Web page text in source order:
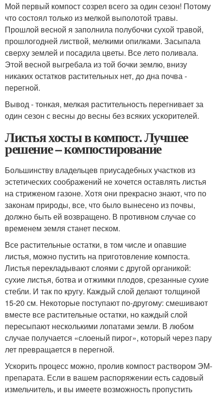
Мой первый компост созрел всего за один сезон! Потому
что состоял только из мелкой выполотой травы.
Прошлой весной я заполнила полубочки сухой травой,
прошлогодней листвой, мелкими опилками. Засыпала
сверху землей и посадила цветы. Все лето поливала.
Этой весной выгребала из той бочки землю, внизу
никаких остатков растительных нет, до дна почва -
перегной.
Вывод - тонкая, мелкая растительность перегнивает за
один сезон с весны до весны без всяких ускорителей.
Листья хосты в компост. Лучшее
решение – компостирование
Большинству владельцев приусадебных участков из
эстетических соображений не хочется оставлять листья
на стриженом газоне. Хотя они прекрасно знают, что по
законам природы, все, что было вынесено из почвы,
должно быть ей возвращено. В противном случае со
временем земля станет песком.
Все растительные остатки, в том числе и опавшие
листья, можно пустить на приготовление компоста.
Листья перекладывают слоями с другой органикой:
сухие листья, ботва и отжимки плодов, срезанные сухие
стебли. И так по кругу. Каждый слой делают толщиной
15-20 см. Некоторые поступают по-другому: смешивают
вместе все растительные остатки, но каждый слой
пересыпают несколькими лопатами земли. В любом
случае получается «слоеный пирог», который через пару
лет превращается в перегной.
Ускорить процесс можно, пролив компост раствором ЭМ-
препарата. Если в вашем распоряжении есть садовый
измельчитель, и вы имеете возможность пропустить